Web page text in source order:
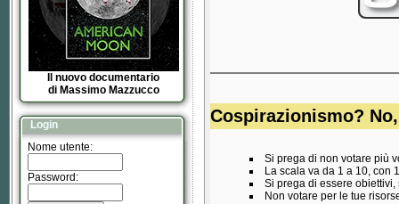
Il nuovo documentario
di Massimo Mazzucco
Login
Nome utente:
Password:
Cospirazionismo?
Si prega di non votare più
La scala va da 1 a 10, con
Si prega di essere
Non votare per le tue